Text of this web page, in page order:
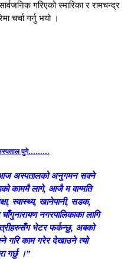
गरिएको स्मारिका र रामचन्द्र
चर्चा गर्नु भयो ।
अस्पताल पुगे………
अस्पतालको अनुगमन सक्ने
काममै लागे, आजै म वाग्मति
स्वास्थ्य, खानेपानी, सडक,
चाँगुनारायण नगरपालिकाका लागि
भेटर फर्कन्छु, अबको
गरि काम गरेर देखाउने त्यो
गर्छु ।”